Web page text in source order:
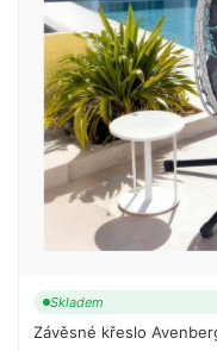
Skladem
Závěsné křeslo